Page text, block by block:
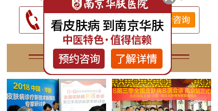
专家学术
Hua Fu Expert academic